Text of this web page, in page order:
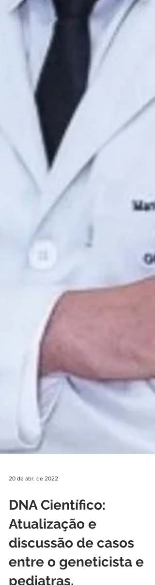
DNA Científico:
Atualização e
discussão de casos
entre o geneticista e